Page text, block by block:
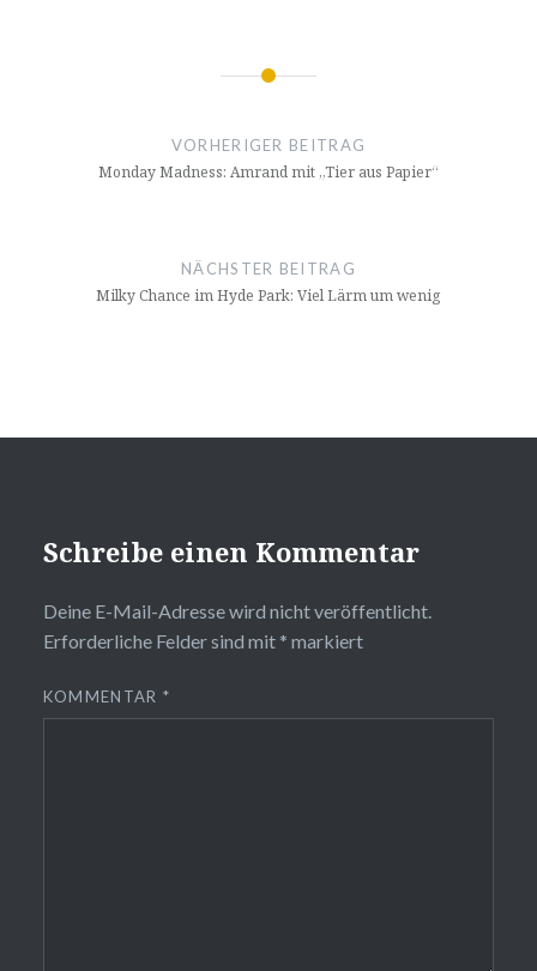
Beitragsnavigation
VORHERIGER BEITRAG
Monday Madness: Amrand mit „Tier aus Papier“
NÄCHSTER BEITRAG
Milky Chance im Hyde Park: Viel Lärm um wenig
Schreibe einen Kommentar
Deine E-Mail-Adresse wird nicht veröffentlicht.
Erforderliche Felder sind mit * markiert
KOMMENTAR *